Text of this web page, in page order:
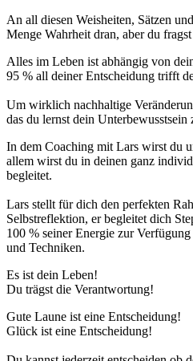
An all diesen Weisheiten, Sätzen
Menge Wahrheit dran, aber du
Alles im Leben ist abhängig von
95 % all deiner Entscheidung trifft
Um wirklich nachhaltige
das du lernst dein Unterbewusstsein
In dem Coaching mit Lars wirst du
allem wirst du in deinen ganz
begleitet.
Lars stellt für dich den perfekten
Selbstreflektion, er begleitet dich
100 % seiner Energie zur
und Techniken.
Es ist dein Leben!
Du trägst die Verantwortung!
Gute Laune ist eine Entscheidung!
Glück ist eine Entscheidung!